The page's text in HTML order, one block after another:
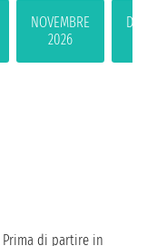
NOVEMBRE
2026
Prima di partire in